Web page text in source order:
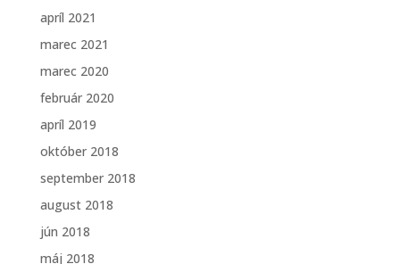
apríl 2021
marec 2021
marec 2020
február 2020
apríl 2019
október 2018
september 2018
august 2018
jún 2018
máj 2018